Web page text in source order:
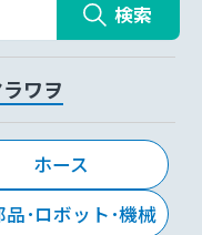
検索
ラワヲ
ホース
品･ロボット･機械